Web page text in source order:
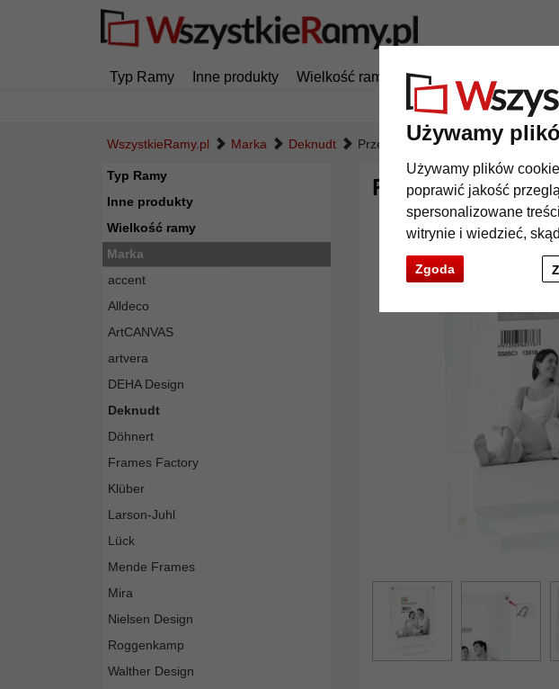
Używamy
Używamy plików
poprawić jakość
spersonalizowane
witrynie i wiedzieć,
Zgoda
Typ Ramy Inne produkty Wielkość ramy Marka Ramy do
WszystkieRamy.pl Marka Deknudt Przezroczysta ramka do zdjęcia
Typ Ramy
Inne produkty
Wielkość ramy
Marka
accent
Alldeco
ArtCANVAS
artvera
DEHA Design
Deknudt
Döhnert
Frames Factory
Klüber
Larson-Juhl
Lück
Mende Frames
Mira
Nielsen Design
Roggenkamp
Walther Design
Przezroczysta